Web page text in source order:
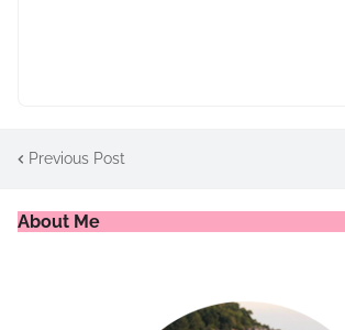
Previous Post
About Me